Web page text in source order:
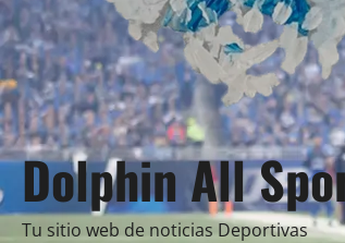
Dolphin All
Tu sitio web de noticias Deportivas